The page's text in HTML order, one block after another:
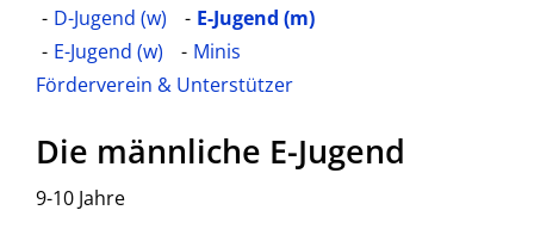
D-Jugend (w)
E-Jugend (m)
E-Jugend (w)
Minis
Förderverein & Unterstützer
Die männliche E-Jugend
9-10 Jahre